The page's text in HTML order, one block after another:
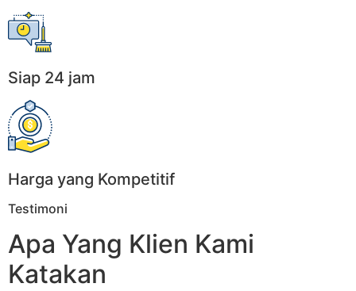
Siap 24 jam
Harga yang Kompetitif
Testimoni
Apa Yang Klien Kami
Katakan